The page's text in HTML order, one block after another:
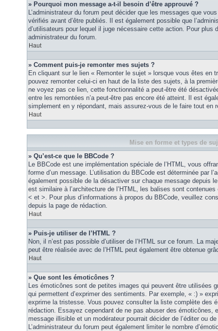
» Pourquoi mon message a-t-il besoin d’être approuvé ?
L’administrateur du forum peut décider que les messages que
vérifiés avant d’être publiés. Il est également possible que
d’utilisateurs pour lequel il juge nécessaire cette action. Pour plus
administrateur du forum.
Haut
» Comment puis-je remonter mes sujets ?
En cliquant sur le lien « Remonter le sujet » lorsque vous êtes en
pouvez remonter celui-ci en haut de la liste des sujets, à la
ne voyez pas ce lien, cette fonctionnalité a peut-être été
entre les remontées n’a peut-être pas encore été atteint. Il est
simplement en y répondant, mais assurez-vous de le faire tout en
Haut
Mise en forme et types de
» Qu’est-ce que le BBCode ?
Le BBCode est une implémentation spéciale de l’HTML, vous
forme d’un message. L’utilisation du BBCode est déterminée par
également possible de la désactiver sur chaque message depuis
est similaire à l’architecture de l’HTML, les balises sont
< et >. Pour plus d’informations à propos du BBCode, veuillez
depuis la page de rédaction.
Haut
» Puis-je utiliser de l’HTML ?
Non, il n’est pas possible d’utiliser de l’HTML sur ce forum. La
peut être réalisée avec de l’HTML peut également être obtenue
Haut
» Que sont les émoticônes ?
Les émoticônes sont de petites images qui peuvent être utilisées
qui permettent d’exprimer des sentiments. Par exemple, « :) »
exprime la tristesse. Vous pouvez consulter la liste complète des
rédaction. Essayez cependant de ne pas abuser des émoticônes,
message illisible et un modérateur pourrait décider de l’éditer ou
L’administrateur du forum peut également limiter le nombre